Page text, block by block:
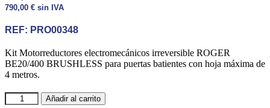
790,00 € sin IVA
REF: PRO00348
Kit Motorreductores electromecánicos irreversible ROGER
BE20/400 BRUSHLESS para puertas batientes con hoja máxima de
4 metros.
Kit
Añadir al carrito